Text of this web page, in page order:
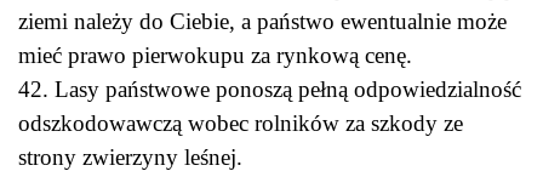
ziemi należy do Ciebie, a państwo ewentualnie może
mieć prawo pierwokupu za rynkową cenę.
42. Lasy państwowe ponoszą pełną odpowiedzialność
odszkodowawczą wobec rolników za szkody ze
strony zwierzyny leśnej.